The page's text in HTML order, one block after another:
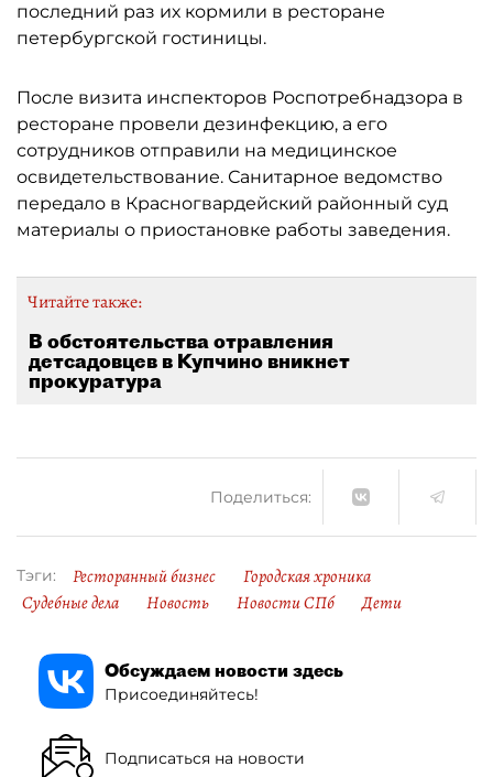
последний раз их кормили в ресторане
петербургской гостиницы.
После визита инспекторов Роспотребнадзора в
ресторане провели дезинфекцию, а его
сотрудников отправили на медицинское
освидетельствование. Санитарное ведомство
передало в Красногвардейский районный суд
материалы о приостановке работы заведения.
Читайте также:
В обстоятельства отравления
детсадовцев в Купчино вникнет
прокуратура
Поделиться:
Тэги: Ресторанный бизнес
Городская хроника
Судебные дела
Новость Новости СПб Дети
Обсуждаем новости здесь
Присоединяйтесь!
Подписаться на новости